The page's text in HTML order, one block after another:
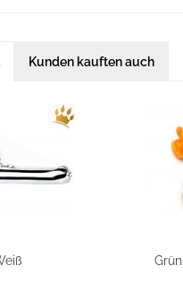
Kunden kauften auch
Grün